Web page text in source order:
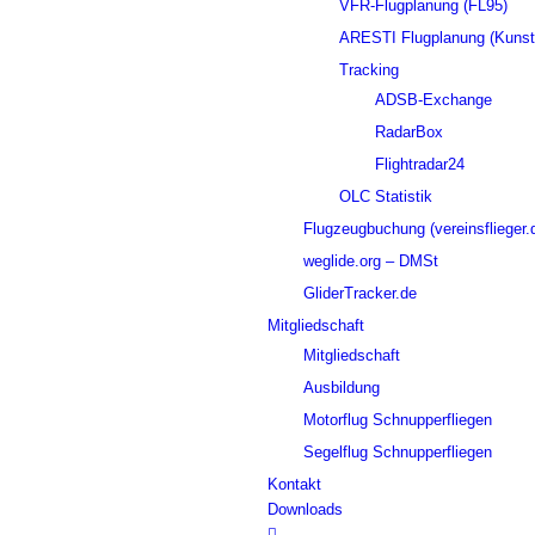
VFR-Flugplanung (FL95)
ARESTI Flugplanung
Tracking
ADSB-Exchange
RadarBox
Flightradar24
OLC Statistik
Flugzeugbuchung
weglide.org – DMSt
GliderTracker.de
Mitgliedschaft
Mitgliedschaft
Ausbildung
Motorflug Schnupperfliegen
Segelflug Schnupperfliegen
Kontakt
Downloads